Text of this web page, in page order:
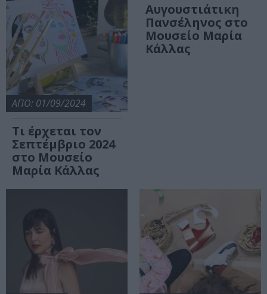
ΑΠΟ: 01/09/2024
Τι έρχεται τον
Σεπτέμβριο 2024
στο Μουσείο
Μαρία Κάλλας
Αυγουστιάτικη
Πανσέληνος στο
Μουσείο Μαρία
Κάλλας